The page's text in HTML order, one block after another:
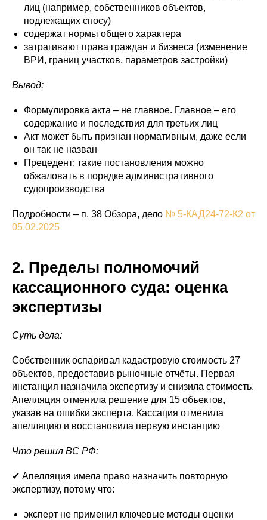
лиц (например, собственников объектов,
подлежащих сносу)
содержат нормы общего характера
затрагивают права граждан и бизнеса (изменение
ВРИ, границ участков, параметров застройки)
Вывод:
Формулировка акта – не главное. Главное – его
содержание и последствия для третьих лиц
Акт может быть признан нормативным, даже если
он так не назван
Прецедент: такие постановления можно
обжаловать в порядке административного
судопроизводства
Подробности – п. 38 Обзора, дело № 5-КАД24-72-К2 от
05.02.2025
2. Пределы полномочий
кассационного суда: оценка
экспертизы
Суть дела:
Собственник оспаривал кадастровую стоимость 27
объектов, предоставив рыночные отчёты. Первая
инстанция назначила экспертизу и снизила стоимость.
Апелляция отменила решение для 15 объектов,
указав на ошибки эксперта. Кассация отменила
апелляцию и восстановила первую инстанцию
Что решил ВС РФ:
✔ Апелляция имела право назначить повторную
экспертизу, потому что:
эксперт не применил ключевые методы оценки